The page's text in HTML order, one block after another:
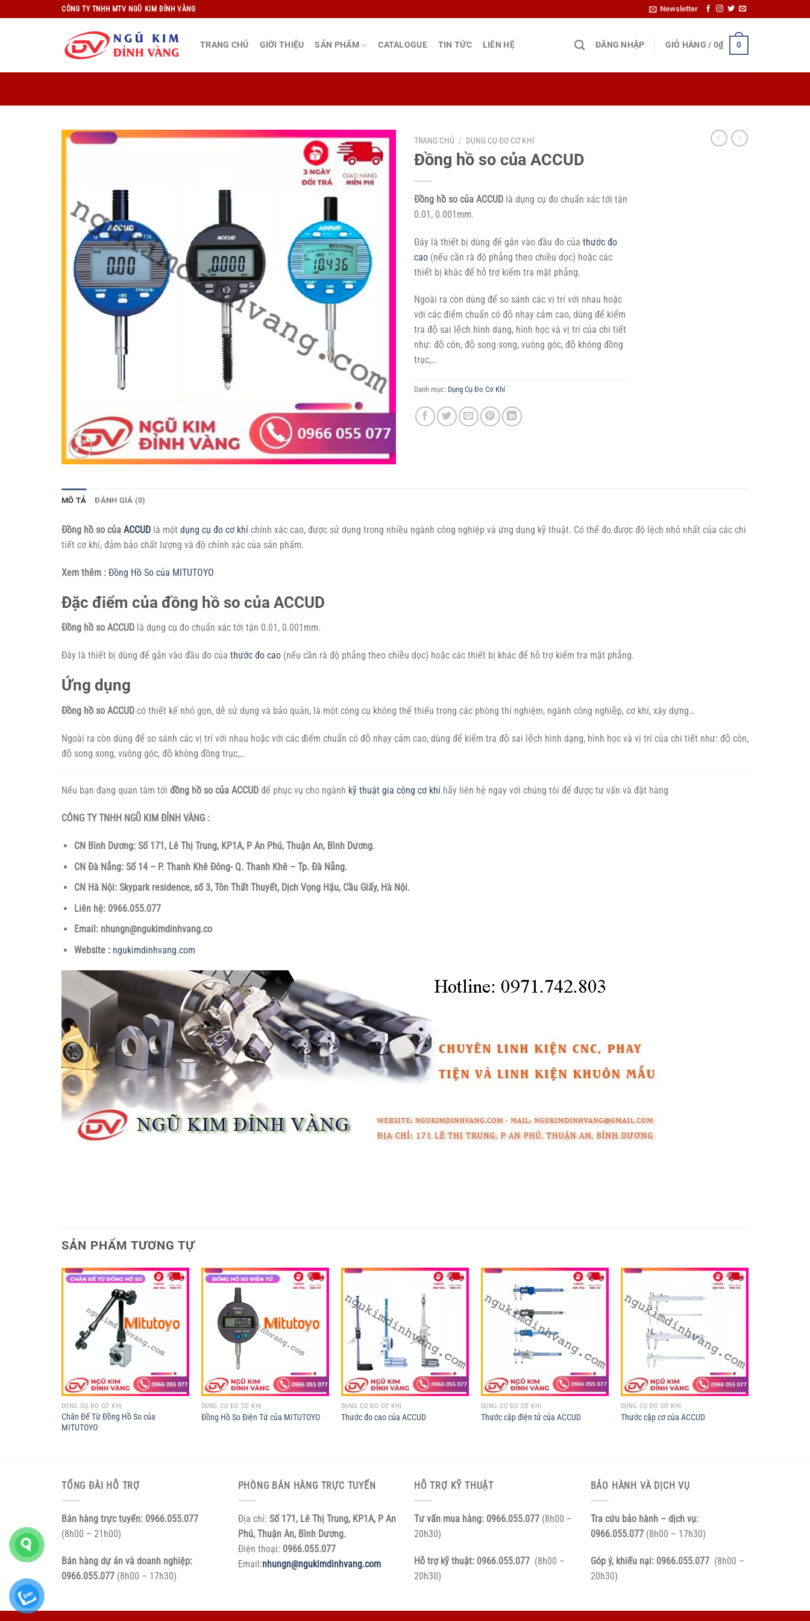
qua
CÔNG TY TNHH MTV NGŨ KIM ĐỈNH VÀNG Newsletter
TRANG CHỦ GIỚI THIỆU SẢN PHẨM CATALOGUE TIN TỨC LIÊN HỆ ĐĂNG NHẬP GIỎ HÀNG / 0₫ 0
TRANG CHỦ / DỤNG CỤ ĐO CƠ KHÍ
Đồng hồ so của ACCUD
Đồng hồ so của ACCUD là dụng cụ đo chuẩn xác tới tận
0.01, 0.001mm.
Đây là thiết bị dùng để gắn vào đầu đo của thước đo
cao (nếu cần rà độ phẳng theo chiều dọc) hoặc các
thiết bị khác để hỗ trợ kiểm tra mặt phẳng.
Ngoài ra còn dùng để so sánh các vị trí với nhau hoặc
với các điểm chuẩn có độ nhạy cảm cao, dùng để kiểm
tra độ sai lệch hình dạng, hình học và vị trí của chi tiết
như: độ côn, độ song song, vuông góc, độ không đồng
trục,…
Danh mục: Dụng Cụ Đo Cơ Khí
MÔ TẢ ĐÁNH GIÁ (0)
Đồng hồ so của ACCUD là một dụng cụ đo cơ khí chính xác cao, được sử dụng trong nhiều ngành công nghiệp và ứng dụng kỹ thuật. Có thể đo được độ lệch nhỏ nhất của các chi
tiết cơ khí, đảm bảo chất lượng và độ chính xác của sản phẩm.
Xem thêm : Đồng Hồ So của MITUTOYO
Đặc điểm của đồng hồ so của ACCUD
Đồng hồ so ACCUD là dụng cụ đo chuẩn xác tới tận 0.01, 0.001mm.
Đây là thiết bị dùng để gắn vào đầu đo của thước đo cao (nếu cần rà độ phẳng theo chiều dọc) hoặc các thiết bị khác để hỗ trợ kiểm tra mặt phẳng.
Ứng dụng
Đồng hồ so ACCUD có thiết kế nhỏ gọn, dễ sử dụng và bảo quản, là một công cụ không thể thiếu trong các phòng thí nghiệm, ngành công nghiệp, cơ khí, xây dựng…
Ngoài ra còn dùng để so sánh các vị trí với nhau hoặc với các điểm chuẩn có độ nhạy cảm cao, dùng để kiểm tra độ sai lệch hình dạng, hình học và vị trí của chi tiết như: độ côn,
độ song song, vuông góc, độ không đồng trục,…
Nếu bạn đang quan tâm tới đồng hồ so của ACCUD để phục vụ cho ngành kỹ thuật gia công cơ khí hãy liên hệ ngay với chúng tôi để được tư vấn và đặt hàng
CÔNG TY TNHH NGŨ KIM ĐỈNH VÀNG :
CN Bình Dương: Số 171, Lê Thị Trung, KP1A, P An Phú, Thuận An, Bình Dương.
CN Đà Nẳng: Số 14 – P. Thanh Khê Đông- Q. Thanh Khê – Tp. Đà Nẵng.
CN Hà Nội: Skypark residence, số 3, Tôn Thất Thuyết, Dịch Vọng Hậu, Cầu Giấy, Hà Nội.
Liên hệ: 0966.055.077
Email: nhungn@ngukimdinhvang.co
Website : ngukimdinhvang.com
SẢN PHẨM TƯƠNG TỰ
DỤNG CỤ ĐO CƠ KHÍ
Chân Đế Từ Đồng Hồ So của
MITUTOYO
DỤNG CỤ ĐO CƠ KHÍ
Đồng Hồ So Điện Tử của MITUTOYO
DỤNG CỤ ĐO CƠ KHÍ
Thước đo cao của ACCUD
DỤNG CỤ ĐO CƠ KHÍ
Thước cặp điện tử của ACCUD
DỤNG CỤ ĐO CƠ KHÍ
Thước cặp cơ của ACCUD
TỔNG ĐÀI HỖ TRỢ
Bán hàng trực tuyến: 0966.055.077
(8h00 – 21h00)
Bán hàng dự án và doanh nghiệp:
0966.055.077 (8h00 – 17h30)
PHÒNG BÁN HÀNG TRỰC TUYẾN
Địa chỉ: Số 171, Lê Thị Trung, KP1A, P An
Phú, Thuận An, Bình Dương.
Điện thoại: 0966.055.077
Email:nhungn@ngukimdinhvang.com
HỖ TRỢ KỸ THUẬT
Tư vấn mua hàng: 0966.055.077 (8h00 –
20h30)
Hỗ trợ kỹ thuật: 0966.055.077 (8h00 –
20h30)
BẢO HÀNH VÀ DỊCH VỤ
Tra cứu bảo hành – dịch vụ:
0966.055.077(8h00 – 17h30)
Góp ý, khiếu nại: 0966.055.077 (8h00 –
20h30)